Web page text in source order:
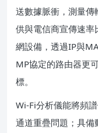
送數據脈衝，測量
供與電信商宣傳速
網設備，透過IP與
MP協定的路由器更
標。
Wi-Fi分析儀能將頻
通道重疊問題；具